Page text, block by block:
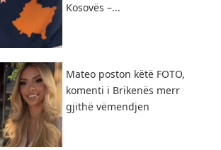
Kosovës –...
Mateo poston këtë FOTO,
komenti i Brikenës merr
gjithë vëmendjen